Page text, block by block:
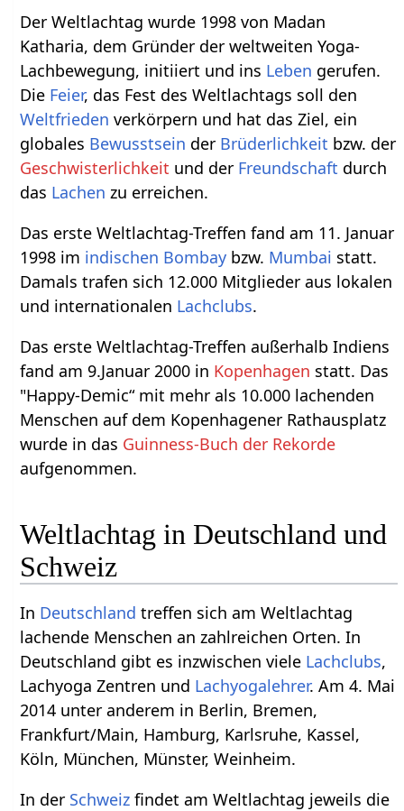
Der Weltlachtag wurde 1998 von Madan
Katharia, dem Gründer der weltweiten Yoga-
Lachbewegung, initiiert und ins Leben gerufen.
Die Feier, das Fest des Weltlachtags soll den
Weltfrieden verkörpern und hat das Ziel, ein
globales Bewusstsein der Brüderlichkeit bzw. der
Geschwisterlichkeit und der Freundschaft durch
das Lachen zu erreichen.
Das erste Weltlachtag-Treffen fand am 11. Januar
1998 im indischen Bombay bzw. Mumbai statt.
Damals trafen sich 12.000 Mitglieder aus lokalen
und internationalen Lachclubs.
Das erste Weltlachtag-Treffen außerhalb Indiens
fand am 9.Januar 2000 in Kopenhagen statt. Das
"Happy-Demic“ mit mehr als 10.000 lachenden
Menschen auf dem Kopenhagener Rathausplatz
wurde in das Guinness-Buch der Rekorde
aufgenommen.
Weltlachtag in Deutschland und
Schweiz
In Deutschland treffen sich am Weltlachtag
lachende Menschen an zahlreichen Orten. In
Deutschland gibt es inzwischen viele Lachclubs,
Lachyoga Zentren und Lachyogalehrer. Am 4. Mai
2014 unter anderem in Berlin, Bremen,
Frankfurt/Main, Hamburg, Karlsruhe, Kassel,
Köln, München, Münster, Weinheim.
In der Schweiz findet am Weltlachtag jeweils die